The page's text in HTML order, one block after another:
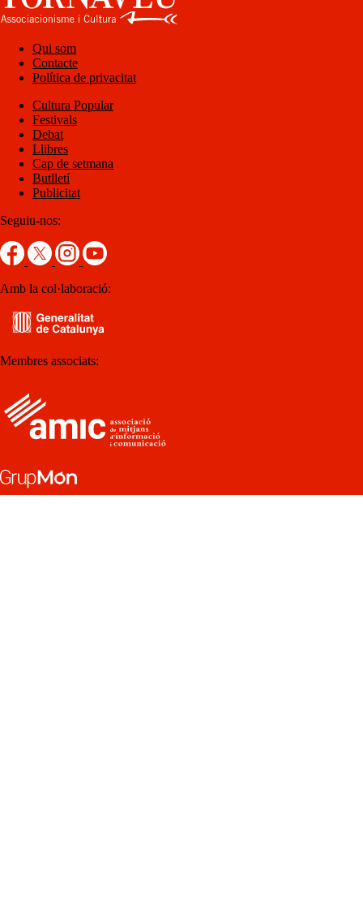
Qui som
Contacte
Política de privacitat
Cultura Popular
Festivals
Debat
Llibres
Cap de setmana
Butlletí
Publicitat
Seguiu-nos:
Amb la col·laboració:
Membres associats: